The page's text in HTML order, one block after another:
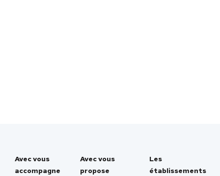
Avec vous
accompagne
Avec vous
propose
Les
établissements